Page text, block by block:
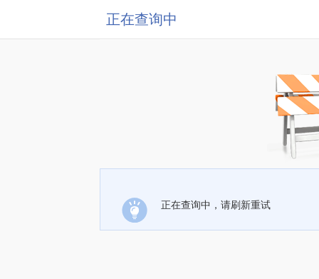
正在查询中
正在查询中，请刷新重试